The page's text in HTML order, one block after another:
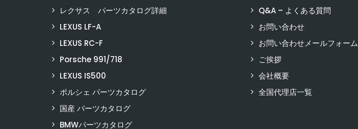
レクサス パーツカタログ詳細
LEXUS LF-A
LEXUS RC-F
Porsche 991/718
LEXUS IS500
ポルシェ パーツカタログ
国産 パーツカタログ
BMWパーツカタログ
Q&A – よくある質問
お問い合わせ
お問い合わせメールフォーム
ご挨拶
会社概要
全国代理店一覧